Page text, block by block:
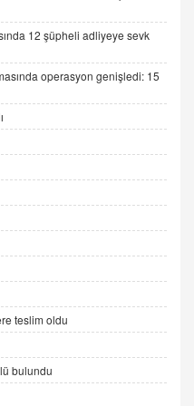
Yüzüne Vurulan Şamar:
"Beraber Yürüyoruz"
Dava Açmadan Önce
Şartı
12 şüpheli adliyeye sevk
operasyon genişledi: 15
teslim oldu
bulundu